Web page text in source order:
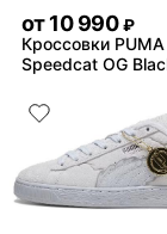
от10 990 ₽
Кроссовки PUMA
Speedcat OG